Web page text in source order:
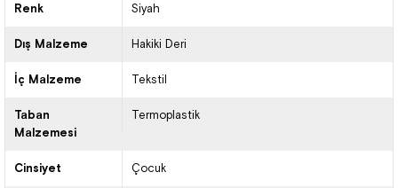
Renk Siyah
Dış Malzeme Hakiki Deri
İç Malzeme Tekstil
Taban
Malzemesi
Termoplastik
Cinsiyet Çocuk